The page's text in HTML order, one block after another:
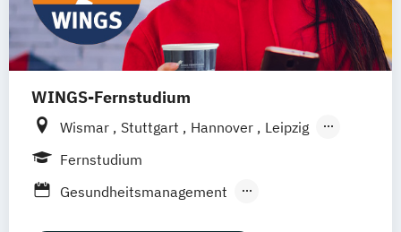
WINGS-Fernstudium
Wismar Stuttgart Hannover
Leipzig
Frankfurt am Main
Nürnberg
Fernstudium
Gesundheitsmanagement